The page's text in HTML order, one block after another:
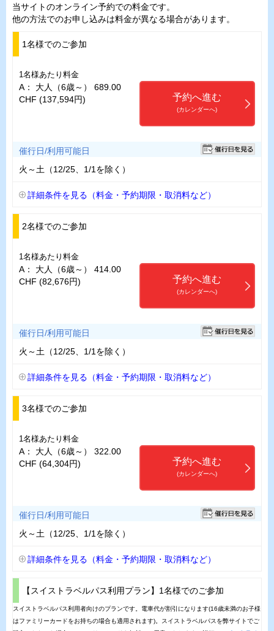
当サイトのオンライン予約での料金です。
他の方法でのお申し込みは料金が異なる場合があります。
1名様でのご参加
1名様あたり料金
A： 大人（6歳～） 689.00
CHF (137,594円)
予約へ進む
(カレンダーへ)
催行日/利用可能日
火～土（12/25、1/1を除く）
詳細条件を見る（料金・予約期限・取消料など）
2名様でのご参加
1名様あたり料金
A： 大人（6歳～） 414.00
CHF (82,676円)
予約へ進む
(カレンダーへ)
催行日/利用可能日
火～土（12/25、1/1を除く）
詳細条件を見る（料金・予約期限・取消料など）
3名様でのご参加
1名様あたり料金
A： 大人（6歳～） 322.00
CHF (64,304円)
予約へ進む
(カレンダーへ)
催行日/利用可能日
火～土（12/25、1/1を除く）
詳細条件を見る（料金・予約期限・取消料など）
【スイストラベルパス利用プラン】1名様でのご参加
スイストラベルパス利用者向けのプランです。電車代が割引になります(16歳未満のお子様
はファミリーカードをお持ちの場合も適用されます)。スイストラベルパスを弊サイトでご